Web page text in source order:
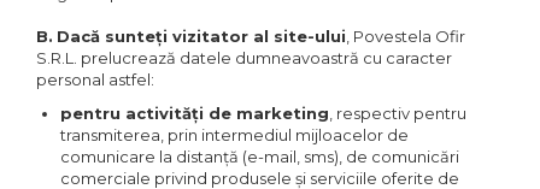
B. Dacă sunteți vizitator al site-ului , Povestela Ofir
S.R.L. prelucrează datele dumneavoastră cu caracter
personal astfel:
pentru activități de marketing , respectiv pentru
transmiterea, prin intermediul mijloacelor de
comunicare la distanță (e-mail, sms), de comunicări
comerciale privind produsele și serviciile oferite de